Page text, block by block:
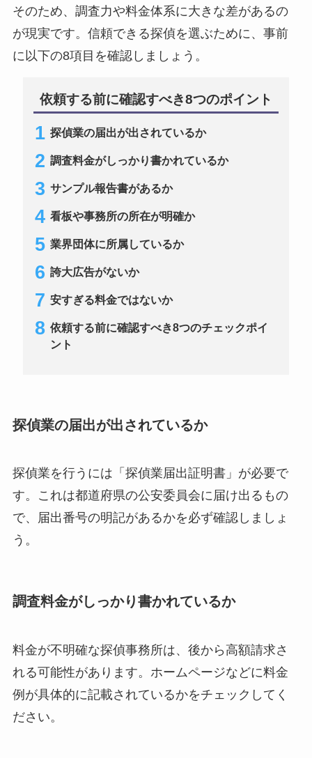
そのため、調査力や料金体系に大きな差があるの
が現実です。信頼できる探偵を選ぶために、事前
に以下の8項目を確認しましょう。
依頼する前に確認すべき8つのポイント
探偵業の届出が出されているか
調査料金がしっかり書かれているか
サンプル報告書があるか
看板や事務所の所在が明確か
業界団体に所属しているか
誇大広告がないか
安すぎる料金ではないか
依頼する前に確認すべき8つのチェックポイ
ント
探偵業の届出が出されているか
探偵業を行うには「探偵業届出証明書」が必要で
す。これは都道府県の公安委員会に届け出るもの
で、届出番号の明記があるかを必ず確認しましょ
う。
調査料金がしっかり書かれているか
料金が不明確な探偵事務所は、後から高額請求さ
れる可能性があります。ホームページなどに料金
例が具体的に記載されているかをチェックしてく
ださい。